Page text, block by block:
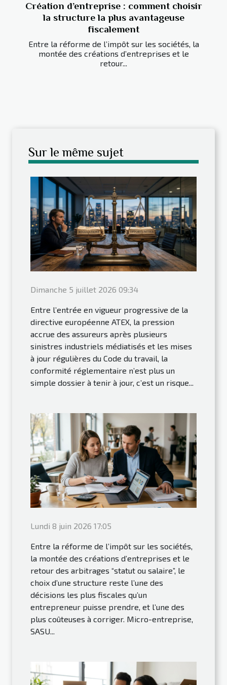
Création d’entreprise : comment choisir
la structure la plus avantageuse
fiscalement
Entre la réforme de l’impôt sur les sociétés, la
montée des créations d’entreprises et le
retour...
Sur le même sujet
Dimanche 5 juillet 2026 09:34
Entre l’entrée en vigueur progressive de la
directive européenne ATEX, la pression
accrue des assureurs après plusieurs
sinistres industriels médiatisés et les mises
à jour régulières du Code du travail, la
conformité réglementaire n’est plus un
simple dossier à tenir à jour, c’est un risque...
Lundi 8 juin 2026 17:05
Entre la réforme de l’impôt sur les sociétés,
la montée des créations d’entreprises et le
retour des arbitrages “statut ou salaire”, le
choix d’une structure reste l’une des
décisions les plus fiscales qu’un
entrepreneur puisse prendre, et l’une des
plus coûteuses à corriger. Micro-entreprise,
SASU...